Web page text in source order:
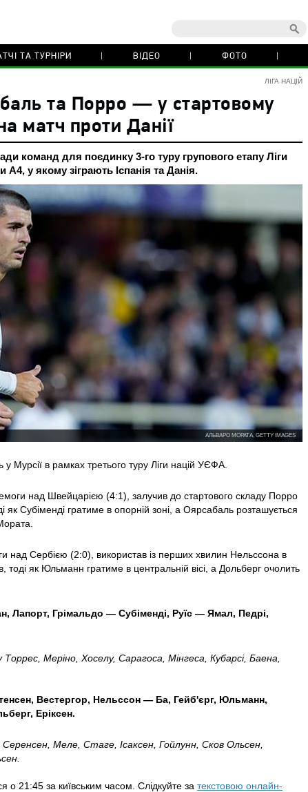
ТА ТУРНІРИ ВІДЕО ФОТО
ЛІГА НАЦІЙ
та Порро — у стартовому
матч проти Данії
команд для поєдинку 3-го туру групового етапу Ліги
у якому зіграють Іспанія та Данія.
АЛЬВАРО МОРАТА, GETTY IMAGES
у Мурсії в рамках третього туру Ліги націй УЄФА.
над Швейцарією (4:1), залучив до стартового складу Порро
як Субіменді гратиме в опорній зоні, а Оярсабаль розташується
над Сербією (2:0), використав із перших хвилин Нельссона в
тоді як Юльманн гратиме в центральній вісі, а Дольберг очолить
Лапорт, Грімальдо — Субіменді, Руїс — Ямал, Педрі,
Торрес, Меріно, Хоселу, Сарагоса, Мінгеса, Кубарсі, Баена,
Вестергор, Нельссон — Ба, Гейб'єрг, Юльманн,
Еріксен.
Меле, Стаге, Ісаксен, Гойлунн, Сков Ольсен,
о 21:45 за київським часом. Слідкуйте за текстовою онлайн-